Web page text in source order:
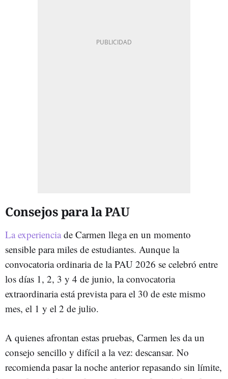
Consejos para la PAU
La experiencia de Carmen llega en un momento
sensible para miles de estudiantes. Aunque la
convocatoria ordinaria de la PAU 2026 se celebró entre
los días 1, 2, 3 y 4 de junio, la convocatoria
extraordinaria está prevista para el 30 de este mismo
mes, el 1 y el 2 de julio.
A quienes afrontan estas pruebas, Carmen les da un
consejo sencillo y difícil a la vez: descansar. No
recomienda pasar la noche anterior repasando sin límite,